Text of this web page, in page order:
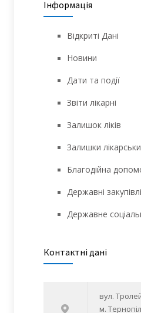
Інформація
Відкриті Дані
Новини
Дати та події
Звіти лікарні
Залишок ліків
Залишки
Благодійна
Державні закупівлі
Державне
Контактні дані
вул.
м.